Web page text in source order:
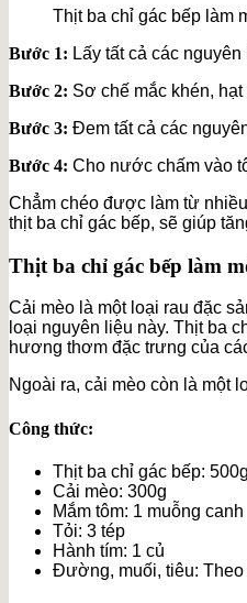
Thịt ba chỉ gác bếp làm
Bước 1: Lấy tất cả các
Bước 2: Sơ chế mắc khén,
Bước 3: Đem tất cả các
Bước 4: Cho nước chấm vào
Chẳm chéo được làm từ
thịt ba chỉ gác bếp, sẽ giúp
Thịt ba chỉ gác bếp làm
Cải mèo là một loại rau đặc
loại nguyên liệu này. Thịt ba
hương thơm đặc trưng của
Ngoài ra, cải mèo còn là một
Công thức:
Thịt ba chỉ gác bếp: 500g
Cải mèo: 300g
Mắm tôm: 1 muỗng canh
Tỏi: 3 tép
Hành tím: 1 củ
Đường, muối, tiêu: Theo